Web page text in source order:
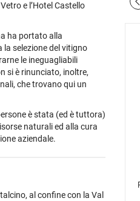
e l’Hotel Castello
ha portato alla
la selezione del vitigno
le ineguagliabili
si è rinunciato, inoltre,
che trovano qui un
è stata (ed è tuttora)
naturali ed alla cura
aziendale.
al confine con la Val